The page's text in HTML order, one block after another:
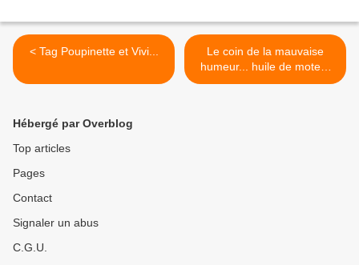
< Tag Poupinette et Vivi...
Le coin de la mauvaise
humeur... huile de moteur
dans l'assiète >
Hébergé par Overblog
Top articles
Pages
Contact
Signaler un abus
C.G.U.